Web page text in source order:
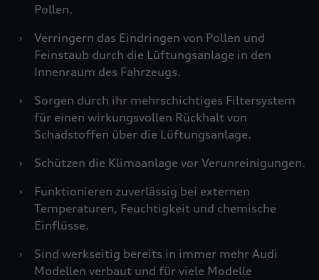
Pollen.
›
Verringern das Eindringen von Pollen und
Feinstaub durch die Lüftungsanlage in den
Innenraum des Fahrzeugs.
›
Sorgen durch ihr mehrschichtiges Filtersystem
für einen wirkungsvollen Rückhalt von
Schadstoffen über die Lüftungsanlage.
›
Schützen die Klimaanlage vor Verunreinigungen.
›
Funktionieren zuverlässig bei externen
Temperaturen, Feuchtigkeit und chemische
Einflüsse.
›
Sind werkseitig bereits in immer mehr Audi
Modellen verbaut und für viele Modelle